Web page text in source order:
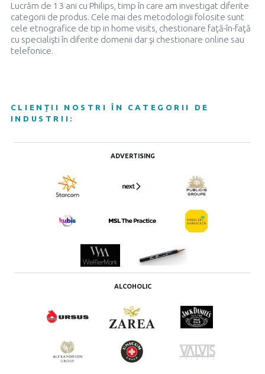
Lucrăm de 13 ani cu Philips, timp în care am investigat diferite
categorii de produs. Cele mai des metodologii folosite sunt
cele etnografice de tip in home visits, chestionare faţă-în-faţă
cu specialişti în diferite domenii dar şi chestionare online sau
telefonice.
CLIENȚII NOSTRI ÎN CATEGORII DE
INDUSTRII:
ADVERTISING
ALCOHOLIC